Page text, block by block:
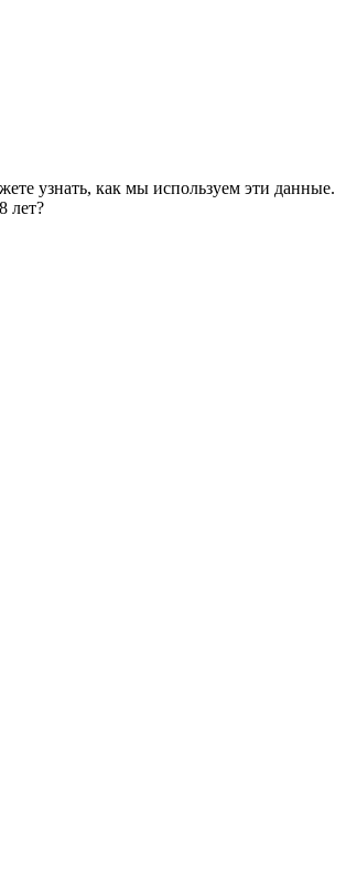
узнать, как мы используем эти данные.
лет?